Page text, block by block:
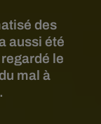
des
aussi été
le
mal à